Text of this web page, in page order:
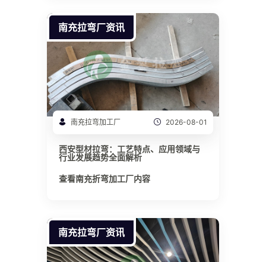
南充拉弯厂资讯
南充拉弯加工厂 2026-08-01
西安型材拉弯：工艺特点、应用领域与
行业发展趋势全面解析
查看南充折弯加工厂内容
南充拉弯厂资讯